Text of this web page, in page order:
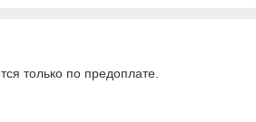
только по предоплате.